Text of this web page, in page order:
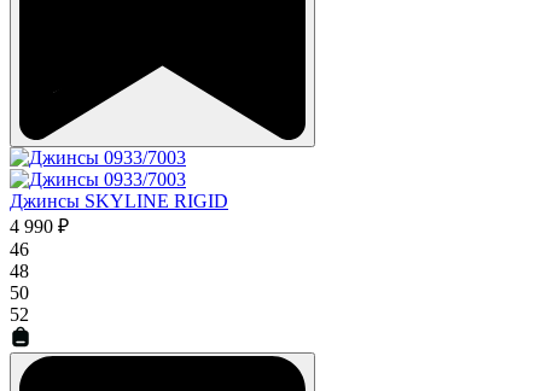
Джинсы SKYLINE RIGID
4 990 ₽
46
48
50
52